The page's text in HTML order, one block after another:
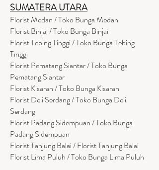
SUMATERA UTARA
Florist Medan / Toko Bunga Medan
Florist Binjai / Toko Bunga Binjai
Florist Tebing Tinggi / Toko Bunga Tebing
Tinggi
Florist Pematang Siantar / Toko Bunga
Pematang Siantar
Florist Kisaran / Toko Bunga Kisaran
Florist Deli Serdang / Toko Bunga Deli
Serdang
Florist Padang Sidempuan / Toko Bunga
Padang Sidempuan
Florist Tanjung Balai / Florist Tanjung Balai
Florist Lima Puluh / Toko Bunga Lima Puluh